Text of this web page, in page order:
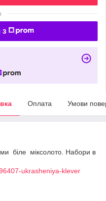
з
Оплата Умови
біле міксолото. Набори в
ukrasheniya-klever